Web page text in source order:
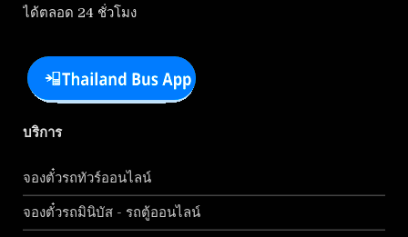
ได้ตลอด 24 ชั่วโมง
บริการ
จองตั๋วรถทัวร์ออนไลน์
จองตั๋วรถมินิบัส - รถตู้ออนไลน์